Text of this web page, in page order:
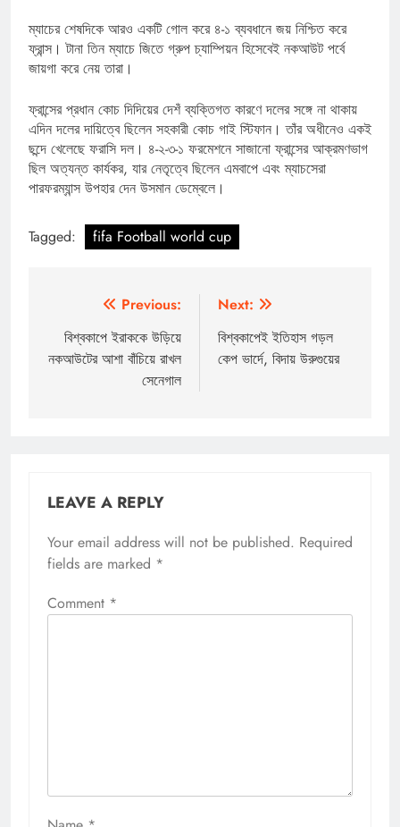
ম্যাচের শেষদিকে আরও একটি গোল করে ৪-১ ব্যবধানে জয় নিশ্চিত করে
ফ্রান্স। টানা তিন ম্যাচে জিতে গ্রুপ চ্যাম্পিয়ন হিসেবেই নকআউট পর্বে
জায়গা করে নেয় তারা।
ফ্রান্সের প্রধান কোচ দিদিয়ের দেশঁ ব্যক্তিগত কারণে দলের সঙ্গে না থাকায়
এদিন দলের দায়িত্বে ছিলেন সহকারী কোচ গাই স্টিফান। তাঁর অধীনেও একই
ছন্দে খেলেছে ফরাসি দল। ৪-২-৩-১ ফরমেশনে সাজানো ফ্রান্সের আক্রমণভাগ
ছিল অত্যন্ত কার্যকর, যার নেতৃত্বে ছিলেন এমবাপে এবং ম্যাচসেরা
পারফরম্যান্স উপহার দেন উসমান ডেম্বেলে।
Tagged: fifa Football world cup
navigation
Previous:
বিশ্বকাপে ইরাককে উড়িয়ে
নকআউটের আশা বাঁচিয়ে রাখল
সেনেগাল
Next:
বিশ্বকাপেই ইতিহাস গড়ল
কেপ ভার্দে, বিদায় উরুগুয়ের
LEAVE A REPLY
Your email address will not be published. Required
fields are marked *
Comment *